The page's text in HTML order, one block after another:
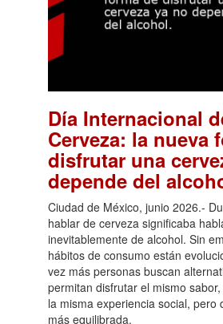
Día Internacional
Cerveza: la nueva
disfrutar una
depende del
Ciudad de México, junio 2026.-
hablar de cerveza significaba
inevitablemente de alcohol. Sin
hábitos de consumo están
vez más personas buscan
permitan disfrutar el mismo
la misma experiencia social, pero
más equilibrada.